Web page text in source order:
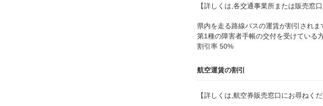
【詳しくは,各交通事業所または販売窓
県内を走る路線バスの運賃が割引されま
第1種の障害者手帳の交付を受けている
割引率 50%
航空運賃の割引
【詳しくは,航空券販売窓口にお尋ねくだ